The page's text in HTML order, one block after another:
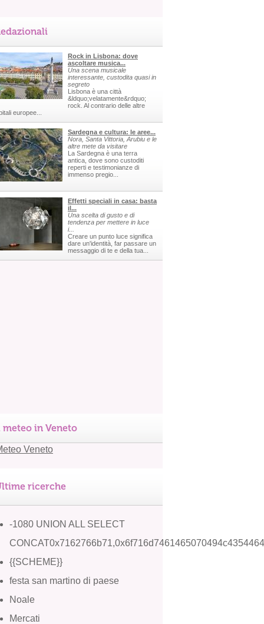
Rock in Lisbona: dove
ascoltare musica...
Una scena musicale
interessante, custodita quasi in
segreto
Lisbona è una città
&ldquo;velatamente&rdquo;
rock. Al contrario delle altre
europee...
Sardegna e cultura: le aree...
Nora, Santa Vittoria, Arubiu e le
altre mete da visitare
La Sardegna è una terra
antica, dove sono custoditi
reperti e testimonianze di
immenso pregio...
Effetti speciali in casa: basta
il...
Una scelta di gusto e di
tendenza per mettere in luce
i...
Creare un punto luce significa
dare un'identità, far passare un
messaggio di te e della tua...
meteo in Veneto
ricerche
-1080 UNION ALL SELECT
{{SCHEME}}
festa san martino di paese
Noale
Mercati